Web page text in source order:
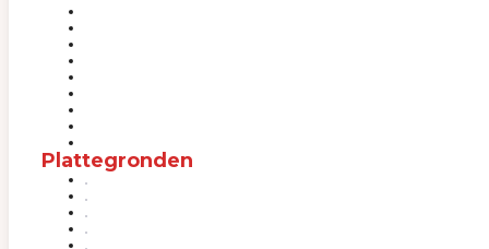
Plattegronden